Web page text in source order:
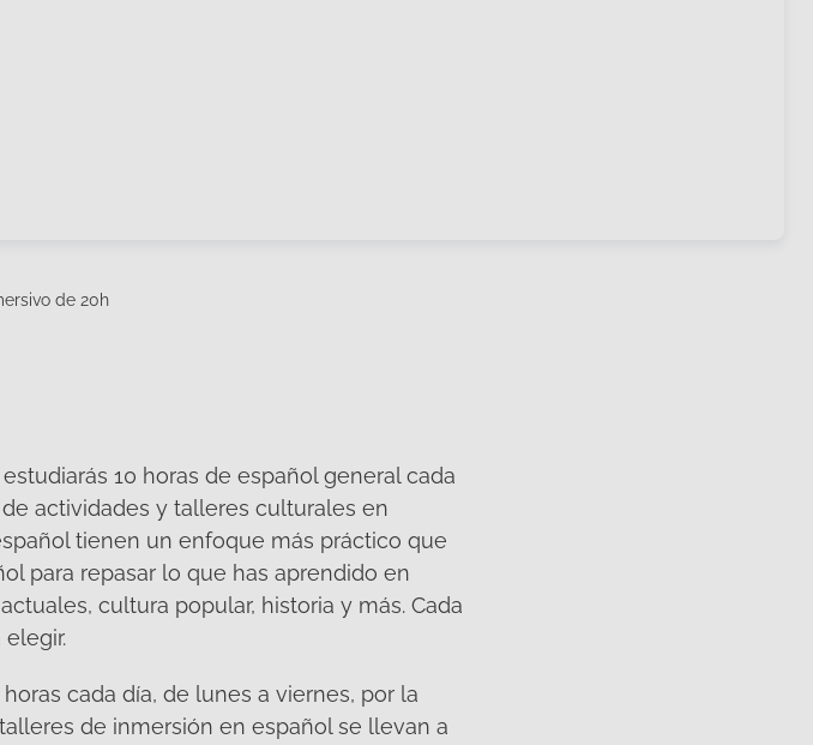
de 20h
10 horas de español general cada
actividades y talleres culturales en
tienen un enfoque más práctico que
para repasar lo que has aprendido en
cultura popular, historia y más. Cada
cada día, de lunes a viernes, por la
talleres de inmersión en español se llevan a